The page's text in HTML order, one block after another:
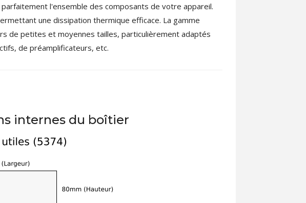
l'ensemble des composants de votre appareil.
une dissipation thermique efficace. La gamme
de petites et moyennes tailles, particulièrement adaptés
de préamplificateurs, etc.
internes du boîtier